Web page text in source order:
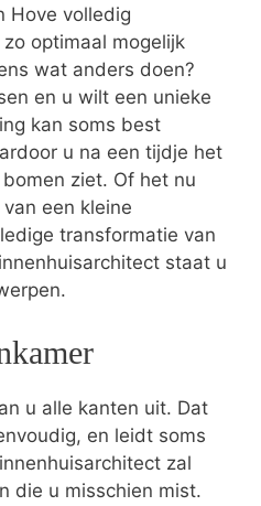
Hove volledig
optimaal mogelijk
wat anders doen?
en u wilt een unieke
kan soms best
u na een tijdje het
ziet. Of het nu
een kleine
transformatie van
staat u
u alle kanten uit. Dat
en leidt soms
zal
die u misschien mist.